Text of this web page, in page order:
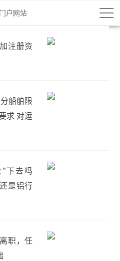
注册资
船舶限
求 对运
下去吗
是铝行
职，任